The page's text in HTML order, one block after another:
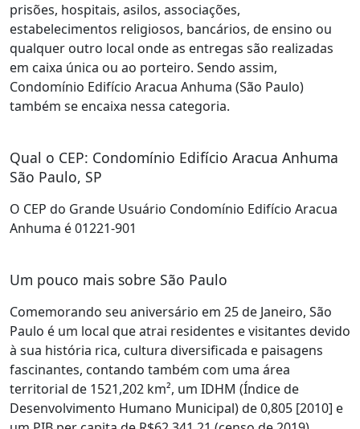
prisões, hospitais, asilos, associações,
estabelecimentos religiosos, bancários, de ensino ou
qualquer outro local onde as entregas são realizadas
em caixa única ou ao porteiro. Sendo assim,
Condomínio Edifício Aracua Anhuma (São Paulo)
também se encaixa nessa categoria.
Qual o CEP: Condomínio Edifício Aracua Anhuma
São Paulo, SP
O CEP do Grande Usuário Condomínio Edifício Aracua
Anhuma é 01221-901
Um pouco mais sobre São Paulo
Comemorando seu aniversário em 25 de Janeiro, São
Paulo é um local que atrai residentes e visitantes devido
à sua história rica, cultura diversificada e paisagens
fascinantes, contando também com uma área
territorial de 1521,202 km², um IDHM (Índice de
Desenvolvimento Humano Municipal) de 0,805 [2010] e